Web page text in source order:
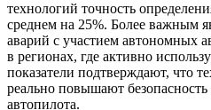
технологий точность
среднем на 25%. Более важным
аварий с участием автономных
в регионах, где активно
показатели подтверждают, что
реально повышают
автопилота.